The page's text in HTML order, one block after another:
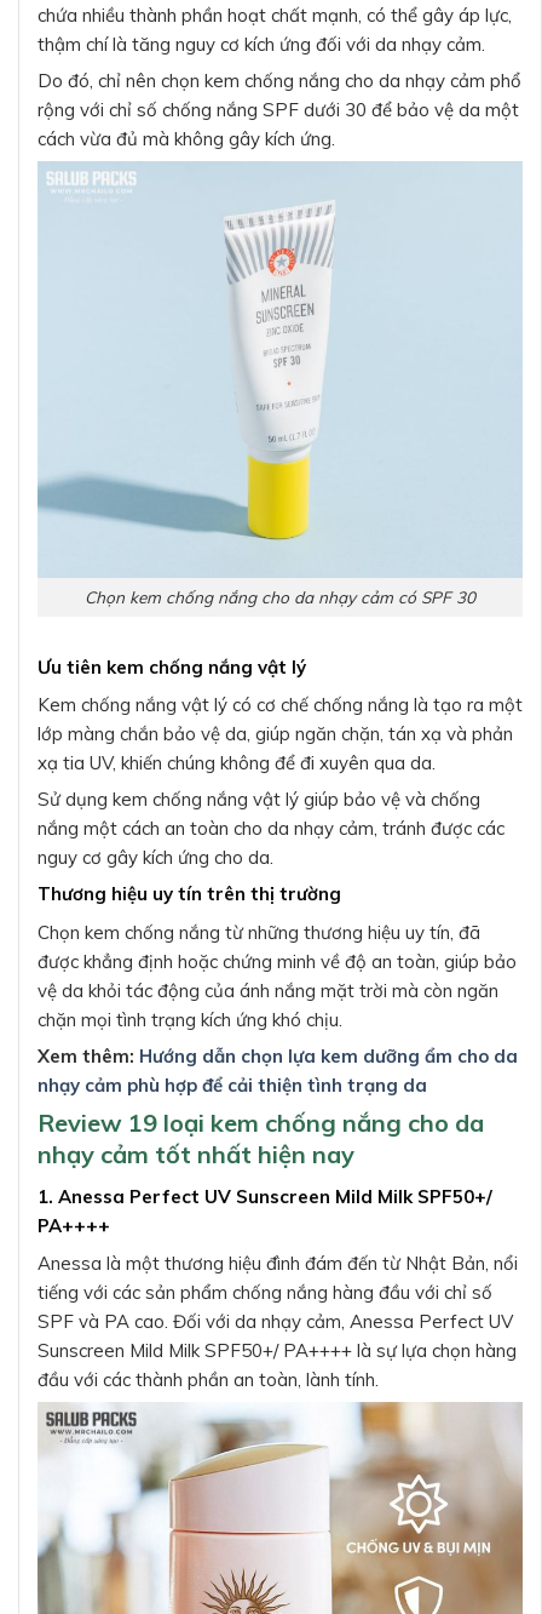
chứa nhiều thành phần hoạt chất mạnh, có thể gây áp lực,
thậm chí là tăng nguy cơ kích ứng đối với da nhạy cảm.
Do đó, chỉ nên chọn kem chống nắng cho da nhạy cảm phổ
rộng với chỉ số chống nắng SPF dưới 30 để bảo vệ da một
cách vừa đủ mà không gây kích ứng.
Chọn kem chống nắng cho da nhạy cảm có SPF 30
Ưu tiên kem chống nắng vật lý
Kem chống nắng vật lý có cơ chế chống nắng là tạo ra một
lớp màng chắn bảo vệ da, giúp ngăn chặn, tán xạ và phản
xạ tia UV, khiến chúng không để đi xuyên qua da.
Sử dụng kem chống nắng vật lý giúp bảo vệ và chống
nắng một cách an toàn cho da nhạy cảm, tránh được các
nguy cơ gây kích ứng cho da.
Thương hiệu uy tín trên thị trường
Chọn kem chống nắng từ những thương hiệu uy tín, đã
được khẳng định hoặc chứng minh về độ an toàn, giúp bảo
vệ da khỏi tác động của ánh nắng mặt trời mà còn ngăn
chặn mọi tình trạng kích ứng khó chịu.
Xem thêm: Hướng dẫn chọn lựa kem dưỡng ẩm cho da
nhạy cảm phù hợp để cải thiện tình trạng da
Review 19 loại kem chống nắng cho da
nhạy cảm tốt nhất hiện nay
1. Anessa Perfect UV Sunscreen Mild Milk SPF50+/
PA++++
Anessa là một thương hiệu đình đám đến từ Nhật Bản, nổi
tiếng với các sản phẩm chống nắng hàng đầu với chỉ số
SPF và PA cao. Đối với da nhạy cảm, Anessa Perfect UV
Sunscreen Mild Milk SPF50+/ PA++++ là sự lựa chọn hàng
đầu với các thành phần an toàn, lành tính.